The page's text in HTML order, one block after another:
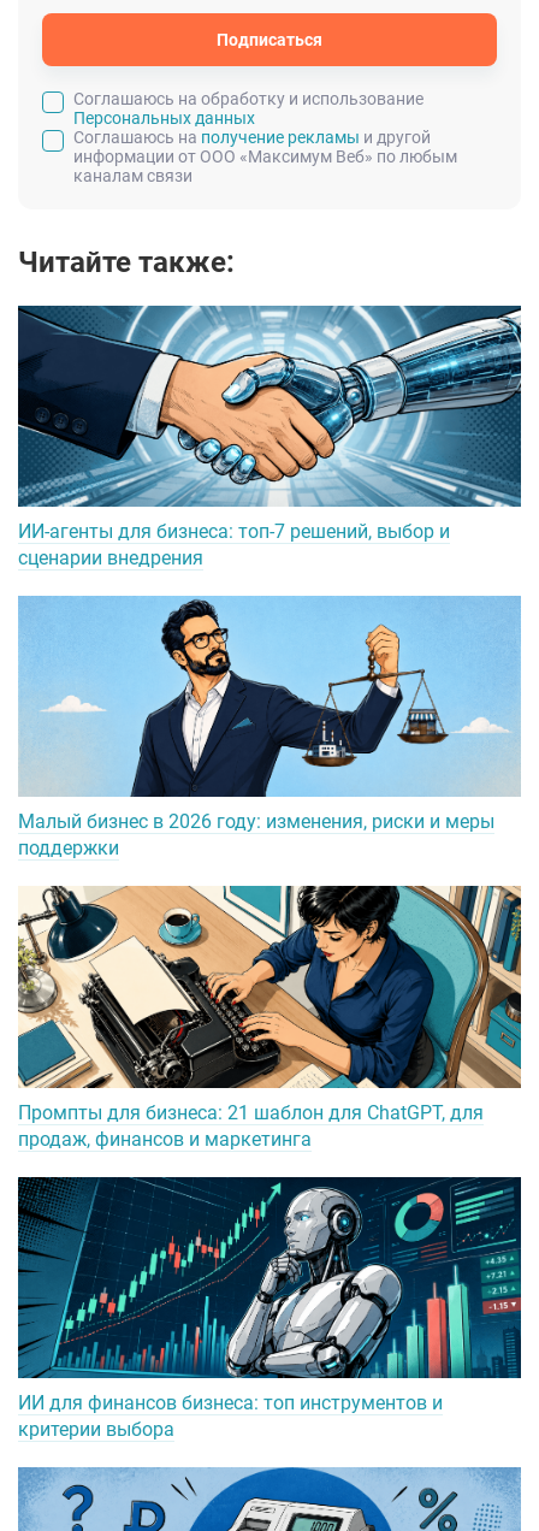
Подписаться
Cоглашаюсь на обработку и использование
Персональных данных
Соглашаюсь на получение рекламы и другой
информации от ООО «Максимум Веб» по любым
каналам связи
Читайте также:
ИИ-агенты для бизнеса: топ-7 решений, выбор и
сценарии внедрения
Малый бизнес в 2026 году: изменения, риски и меры
поддержки
Промпты для бизнеса: 21 шаблон для ChatGPT, для
продаж, финансов и маркетинга
ИИ для финансов бизнеса: топ инструментов и
критерии выбора